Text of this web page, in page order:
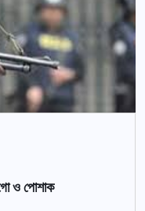
ও পোশাক